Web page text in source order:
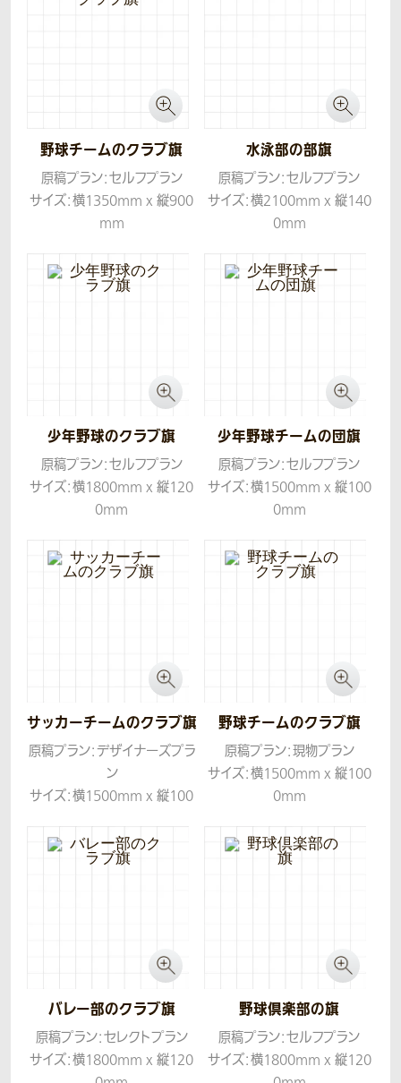
野球チームのクラブ旗
原稿プラン：セルフプラン
サイズ：横1350mm x 縦900
mm
水泳部の部旗
原稿プラン：セルフプラン
サイズ：横2100mm x 縦140
0mm
少年野球のクラブ旗
原稿プラン：セルフプラン
サイズ：横1800mm x 縦120
0mm
少年野球チームの団旗
原稿プラン：セルフプラン
サイズ：横1500mm x 縦100
0mm
サッカーチームのクラブ旗
原稿プラン：デザイナーズプラ
ン
サイズ：横1500mm x 縦100
生地：ツイル
野球チームのクラブ旗
原稿プラン：現物プラン
サイズ：横1500mm x 縦100
0mm
バレー部のクラブ旗
原稿プラン：セレクトプラン
サイズ：横1800mm x 縦120
野球倶楽部の旗
原稿プラン：セルフプラン
サイズ：横1800mm x 縦120